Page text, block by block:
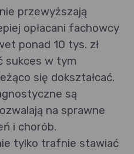
przewyższają
opłacani fachowcy
ponad 10 tys. zł
sukces w tym
się dokształcać.
są
na sprawne
i chorób.
tylko trafnie stawiać